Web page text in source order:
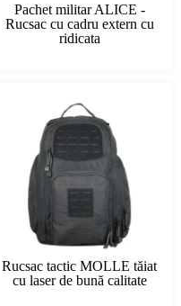
Pachet militar ALICE -
Rucsac cu cadru extern cu
ridicata
Rucsac tactic MOLLE tăiat
cu laser de bună calitate